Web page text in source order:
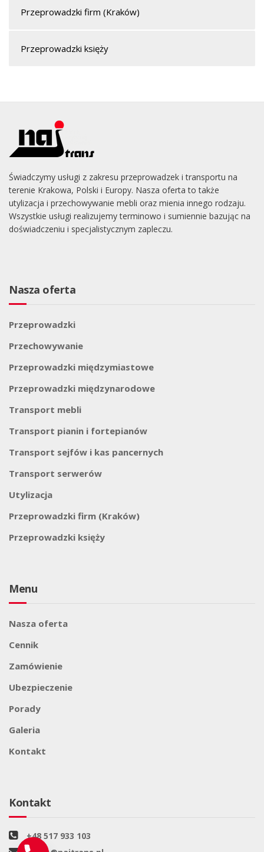
Przeprowadzki firm (Kraków)
Przeprowadzki księży
Świadczymy usługi z zakresu przeprowadzek i transportu na
terenie Krakowa, Polski i Europy. Nasza oferta to także
utylizacja i przechowywanie mebli oraz mienia innego rodzaju.
Wszystkie usługi realizujemy terminowo i sumiennie bazując na
doświadczeniu i specjalistycznym zapleczu.
Nasza oferta
Przeprowadzki
Przechowywanie
Przeprowadzki międzymiastowe
Przeprowadzki międzynarodowe
Transport mebli
Transport pianin i fortepianów
Transport sejfów i kas pancernych
Transport serwerów
Utylizacja
Przeprowadzki firm (Kraków)
Przeprowadzki księży
Menu
Nasza oferta
Cennik
Zamówienie
Ubezpieczenie
Porady
Galeria
Kontakt
Kontakt
+48 517 933 103